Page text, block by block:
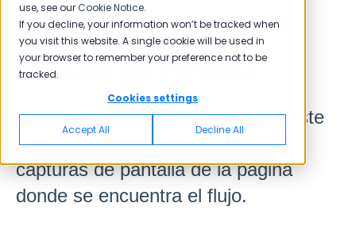
use, see ourCookie Notice.
If you decline, your information won’t be tracked when
you visit this website. A single cookie will be used in
your browser to remember your preference not to be
tracked.
Cookies settings
Accept All Decline All
Guía de inicio
Bandeja de entrada
Spam
Comentario
Flujos
Tipo de Pregunta de
Captura de Pantalla
En los canales del Web Widget, este
tipo de pregunta le permite tomar
capturas de pantalla de la página
donde se encuentra el flujo.